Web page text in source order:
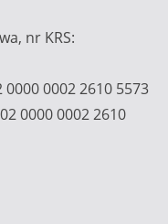
nr KRS:
0002 2610 5573
0000 0002 2610